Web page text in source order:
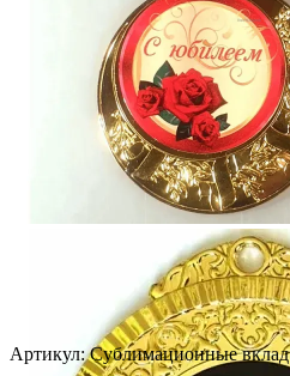
Артикул: Сублимационные вклад